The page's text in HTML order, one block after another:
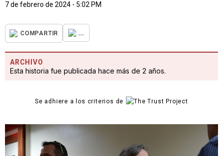
7 de febrero de 2024 - 5:02 PM
COMPARTIR ...
ARCHIVO
Esta historia fue publicada hace más de 2 años.
Se adhiere a los criterios de